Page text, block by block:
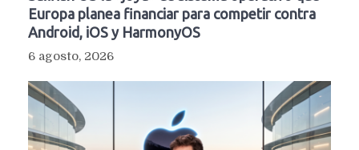
Europa planea financiar para competir contra
Android, iOS y HarmonyOS
6 agosto, 2026